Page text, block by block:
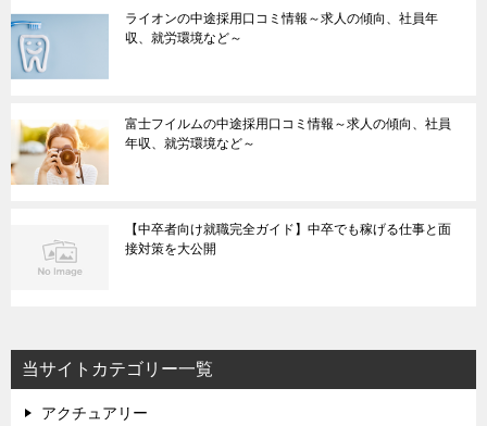
ライオンの中途採用口コミ情報～求人の傾向、社員年
収、就労環境など～
富士フイルムの中途採用口コミ情報～求人の傾向、社員
年収、就労環境など～
【中卒者向け就職完全ガイド】中卒でも稼げる仕事と面
接対策を大公開
当サイトカテゴリー一覧
アクチュアリー